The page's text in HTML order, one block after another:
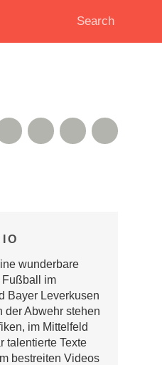
Google+
Instagram
Xing
Feed
wunderbare
im
Bayer Leverkusen
der Abwehr stehen
im Mittelfeld
talentierte Texte
bestreiten Videos